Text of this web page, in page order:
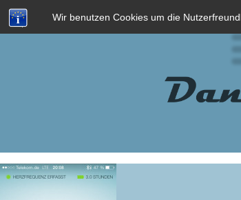
Wir benutzen Cookies um die